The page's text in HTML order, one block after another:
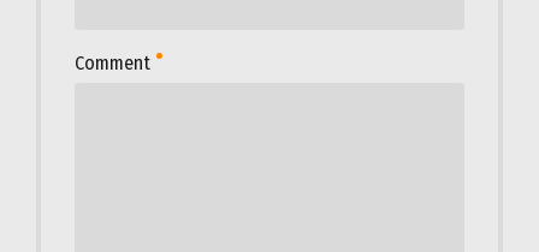
Comment